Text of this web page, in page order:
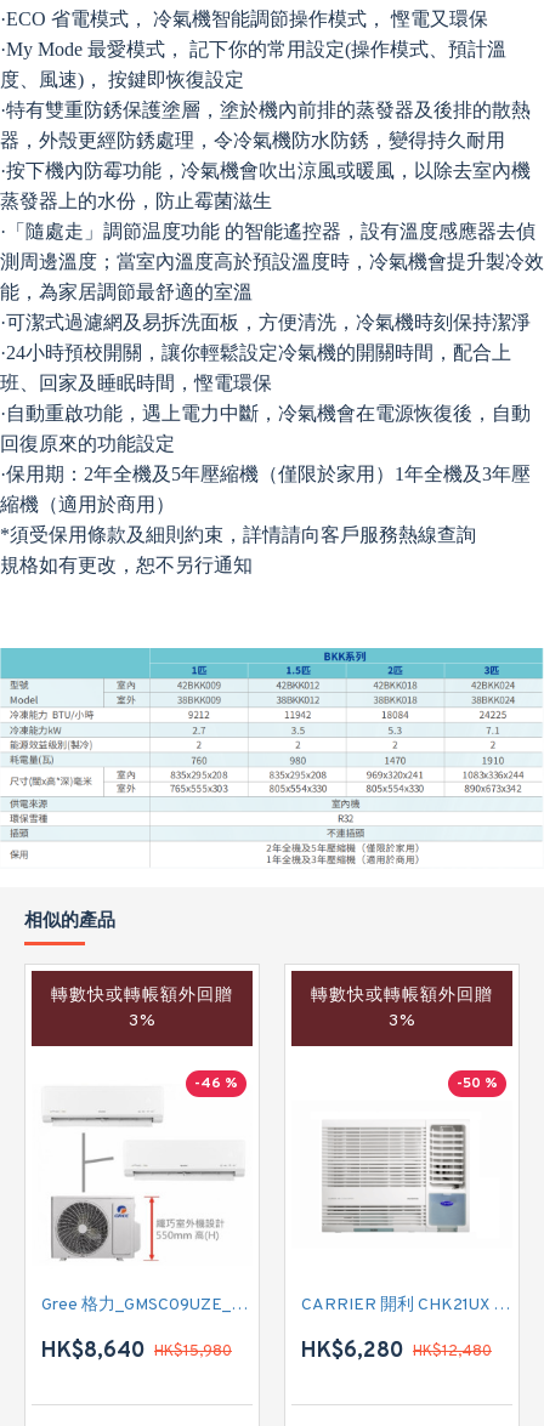
·ECO 省電模式， 冷氣機智能調節操作模式， 慳電又環保
·My Mode 最愛模式， 記下你的常用設定(操作模式、預計溫
度、風速)， 按鍵即恢復設定
·特有雙重防銹保護塗層，塗於機內前排的蒸發器及後排的散熱
器，外殼更經防銹處理，令冷氣機防水防銹，變得持久耐用
·按下機內防霉功能，冷氣機會吹出涼風或暖風，以除去室內機
蒸發器上的水份，防止霉菌滋生
·「隨處走」調節温度功能 的智能遙控器，設有溫度感應器去偵
測周邊溫度；當室內溫度高於預設溫度時，冷氣機會提升製冷效
能，為家居調節最舒適的室溫
·可潔式過濾網及易拆洗面板，方便清洗，冷氣機時刻保持潔淨
·24小時預校開關，讓你輕鬆設定冷氣機的開關時間，配合上
班、回家及睡眠時間，慳電環保
·自動重啟功能，遇上電力中斷，冷氣機會在電源恢復後，自動
回復原來的功能設定
·保用期：2年全機及5年壓縮機（僅限於家用）1年全機及3年壓
縮機（適用於商用）
*須受保用條款及細則約束，詳情請向客戶服務熱線查詢
規格如有更改，恕不另行通知
相似的產品
轉數快或轉帳額外回贈
3%
-46 %
Gree 格力_GMSC09UZE_GMSC12UZE_GMSC18UZC_R32 掛牆變頻式1拖2分體冷氣機 (淨冷型)
HK$8,640 HK$15,980
轉數快或轉帳額外回贈
3%
-50 %
CARRIER 開利 CHK21UX 二匹半 變頻淨冷窗口式冷氣機 (附遙控)
HK$6,280 HK$12,480